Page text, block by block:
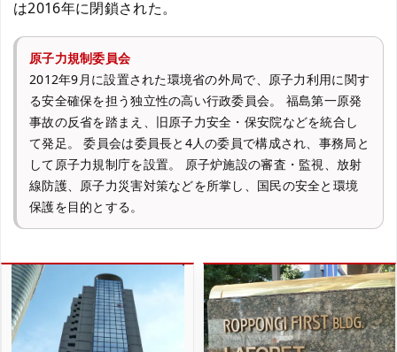
は2016年に閉鎖された。
原子力規制委員会
2012年9月に設置された環境省の外局で、原子力利用に関す
る安全確保を担う独立性の高い行政委員会。 福島第一原発
事故の反省を踏まえ、旧原子力安全・保安院などを統合し
て発足。 委員会は委員長と4人の委員で構成され、事務局と
して原子力規制庁を設置。 原子炉施設の審査・監視、放射
線防護、原子力災害対策などを所掌し、国民の安全と環境
保護を目的とする。